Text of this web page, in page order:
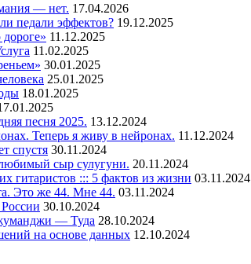
— нет. 17.04.2026
педали эффектов? 19.12.2025
11.12.2025
11.02.2025
30.01.2025
25.01.2025
18.01.2025
песня 2025. 13.12.2024
Теперь я живу в нейронах. 11.12.2024
спустя 30.11.2024
сыр сулугуни. 20.11.2024
гитаристов ::: 5 фактов из жизни 03.11.2024
Это же 44. Мне 44. 03.11.2024
30.10.2024
— Туда 28.10.2024
на основе данных 12.10.2024